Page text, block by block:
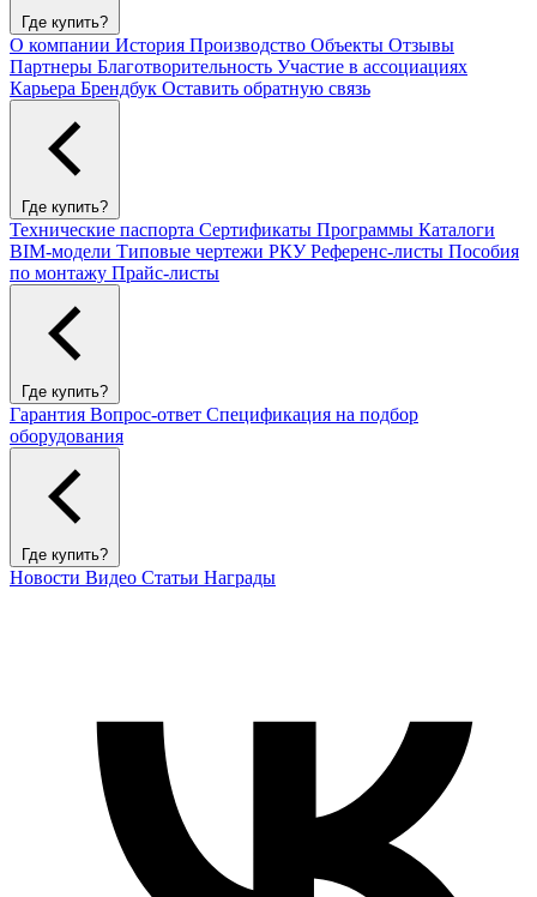
Где купить?
О компании История Производство Объекты Отзывы
Партнеры Благотворительность Участие в ассоциациях
Карьера Брендбук Оставить обратную связь
Где купить?
Технические паспорта Сертификаты Программы Каталоги
BIM-модели Типовые чертежи РКУРеференс-листы Пособия
по монтажу Прайс-листы
Где купить?
Гарантия Вопрос-ответ Спецификация на подбор
оборудования
Где купить?
Новости Видео Статьи Награды